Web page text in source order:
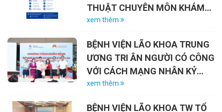
THUẬT CHUYÊN MÔN KHÁM
CHỮA BỆNH NĂM 2026
xem thêm
BỆNH VIỆN LÃO KHOA TRUNG
ƯƠNG TRI ÂN NGƯỜI CÓ CÔNG
VỚI CÁCH MẠNG NHÂN KỶ
NIỆM 79 NĂM NGÀY THƯƠNG
xem thêm
BỆNH VIỆN LÃO KHOA TW TỔ